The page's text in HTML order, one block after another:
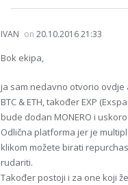
IVAN on 20.10.2016 21:33
Bok ekipa,
ja sam nedavno otvorio ovdje
BTC & ETH, također EXP
bude dodan MONERO i uskoro
Odlična platforma jer je
klikom možete birati
rudariti.
Također postoji i za one koji